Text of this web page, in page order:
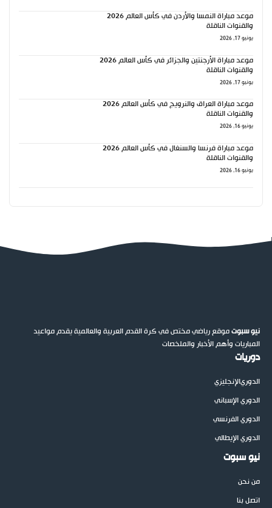
موعد مباراة النمسا والأردن في كأس العالم 2026
والقنوات الناقلة
يونيو 17, 2026
موعد مباراة الأرجنتين والجزائر في كأس العالم 2026
والقنوات الناقلة
يونيو 17, 2026
موعد مباراة العراق والنرويج في كأس العالم 2026
والقنوات الناقلة
يونيو 16, 2026
موعد مباراة فرنسا والسنغال في كأس العالم 2026
والقنوات الناقلة
يونيو 16, 2026
نيو سبوتموقع رياضي مختص في كرة القدم العربية والعالمية يقدم مواعيد
المباريات وأهم الأخبار والملخصات
دوريات
الدوريالإنجليزي
الدوري الإسباني
الدوري الفرنسي
الدوري الإيطالي
نيو سبوت
من نحن
اتصل بنا